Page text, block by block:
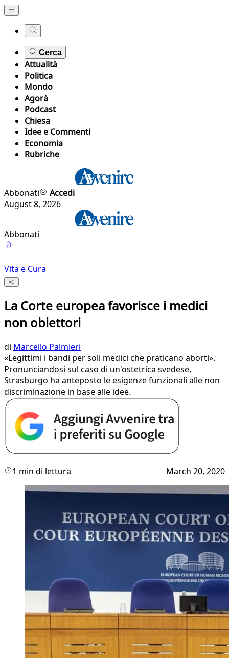
Cerca
Attualità
Politica
Mondo
Agorà
Podcast
Chiesa
Idee e Commenti
Economia
Rubriche
Abbonati
Accedi
August 8, 2026
Abbonati
Vita e Cura
La Corte europea favorisce i medici
non obiettori
di Marcello Palmieri
«Legittimi i bandi per soli medici che praticano aborti».
Pronunciandosi sul caso di un'ostetrica svedese,
Strasburgo ha anteposto le esigenze funzionali alle non
discriminazione in base alle idee.
1 min di lettura March 20, 2020